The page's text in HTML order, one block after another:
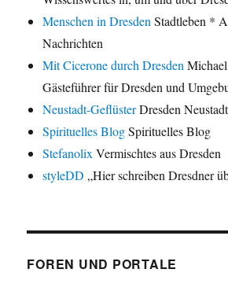
Menschen in Dresden Stadtleben *
Nachrichten
Mit Cicerone durch Dresden
Gästeführer für Dresden und
Neustadt-GeflüsterDresden
Spirituelles BlogSpirituelles Blog
Stefanolix Vermischtes aus Dresden
styleDD „Hier schreiben Dresdner
FOREN UND PORTALE